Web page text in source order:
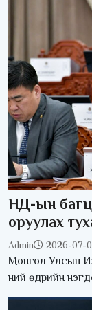
НД-ын багц
оруулах
Admin 2026-07-
Монгол Улсын
ний өдрийн